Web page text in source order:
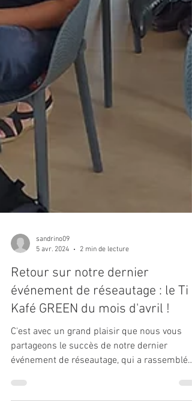
5 avr. 2024
2 min de lecture
Retour sur notre dernier
événement de réseautage : le Ti
Kafé GREEN du mois d'avril !
C'est avec un grand plaisir que nous vous
événement de réseautage, qui a rassemblé
plus de 25...